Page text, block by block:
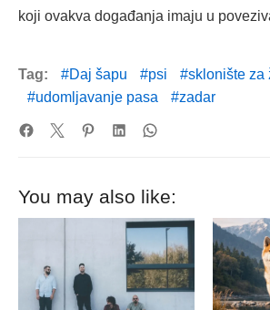
koji ovakva događanja imaju u
Tag: Daj šapu psi
sklonište za
udomljavanje pasa
zadar
You may also like: